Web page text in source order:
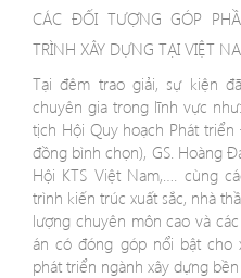
CÁC ĐỐI TƯỢNG GÓP
TRÌNH XÂY DỰNG TẠI VIỆT
Tại đêm trao giải, sự kiện
chuyên gia trong lĩnh vực
tịch Hội Quy hoạch Phát
đồng bình chọn), GS. Hoàng
Hội KTS Việt Nam,…. cùng
trình kiến trúc xuất sắc, nhà
lượng chuyên môn cao và
án có đóng góp nổi bật cho
phát triển ngành xây dựng